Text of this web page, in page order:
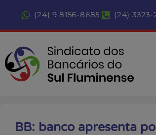
(24) 9.8156-8685 (24)
BB: banco apresenta